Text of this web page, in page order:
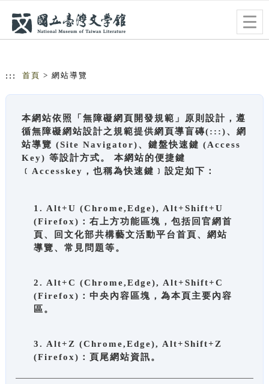
::: 首頁 > 網站導覽
本網站依照「無障礙網頁開發規範」原則設計，遵
循無障礙網站設計之規範提供網頁導盲磚(:::)、網
站導覽 (Site Navigator)、鍵盤快速鍵 (Access
Key) 等設計方式。 本網站的便捷鍵
﹝Accesskey，也稱為快速鍵﹞設定如下：
1. Alt+U (Chrome,Edge), Alt+Shift+U
(Firefox)：右上方功能區塊，包括回官網首
頁、回文化部共構藝文活動平台首頁、網站
導覽、常見問題等。
2. Alt+C (Chrome,Edge), Alt+Shift+C
(Firefox)：中央內容區塊，為本頁主要內容
區。
3. Alt+Z (Chrome,Edge), Alt+Shift+Z
(Firefox)：頁尾網站資訊。